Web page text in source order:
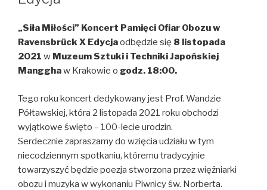
„Siła Miłości” Koncert Pamięci Ofiar Obozu w
Ravensbrück X Edycjaodbędzie się 8 listopada
2021 w Muzeum Sztuki i Techniki Japońskiej
Mangghaw Krakowie o godz. 18:00.
Tego roku koncert dedykowany jest Prof. Wandzie
Półtawskiej, która 2 listopada 2021 roku obchodzi
wyjątkowe święto – 100-lecie urodzin.
Serdecznie zapraszamy do wzięcia udziału w tym
niecodziennym spotkaniu, któremu tradycyjnie
towarzyszyć będzie poezja stworzona przez więźniarki
obozu i muzyka w wykonaniu Piwnicy św. Norberta.